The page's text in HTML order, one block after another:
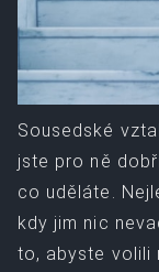
Sousedské
jste pro ně
co uděláte.
kdy jim nic
to, abyste volili